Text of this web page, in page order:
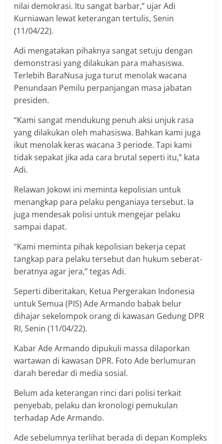
nilai demokrasi. Itu sangat barbar,” ujar Adi
Kurniawan lewat keterangan tertulis, Senin
(11/04/22).
Adi mengatakan pihaknya sangat setuju dengan
demonstrasi yang dilakukan para mahasiswa.
Terlebih BaraNusa juga turut menolak wacana
Penundaan Pemilu perpanjangan masa jabatan
presiden.
“Kami sangat mendukung penuh aksi unjuk rasa
yang dilakukan oleh mahasiswa. Bahkan kami juga
ikut menolak keras wacana 3 periode. Tapi kami
tidak sepakat jika ada cara brutal seperti itu,” kata
Adi.
Relawan Jokowi ini meminta kepolisian untuk
menangkap para pelaku penganiaya tersebut. Ia
juga mendesak polisi untuk mengejar pelaku
sampai dapat.
“Kami meminta pihak kepolisian bekerja cepat
tangkap para pelaku tersebut dan hukum seberat-
beratnya agar jera,” tegas Adi.
Seperti diberitakan, Ketua Pergerakan Indonesia
untuk Semua (PIS) Ade Armando babak belur
dihajar sekelompok orang di kawasan Gedung DPR
RI, Senin (11/04/22).
Kabar Ade Armando dipukuli massa dilaporkan
wartawan di kawasan DPR. Foto Ade berlumuran
darah beredar di media sosial.
Belum ada keterangan rinci dari polisi terkait
penyebab, pelaku dan kronologi pemukulan
terhadap Ade Armando.
Ade sebelumnya terlihat berada di depan Kompleks